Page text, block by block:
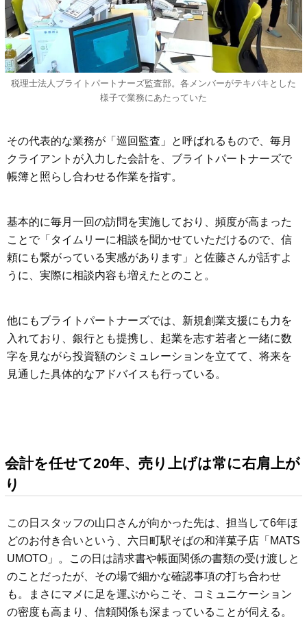
税理士法人ブライトパートナーズ監査部。各メンバーがテキパキとした
様子で業務にあたっていた
その代表的な業務が「巡回監査」と呼ばれるもので、毎月
クライアントが入力した会計を、ブライトパートナーズで
帳簿と照らし合わせる作業を指す。
基本的に毎月一回の訪問を実施しており、頻度が高まった
ことで「タイムリーに相談を聞かせていただけるので、信
頼にも繋がっている実感があります」と佐藤さんが話すよ
うに、実際に相談内容も増えたとのこと。
他にもブライトパートナーズでは、新規創業支援にも力を
入れており、銀行とも提携し、起業を志す若者と一緒に数
字を見ながら投資額のシミュレーションを立てて、将来を
見通した具体的なアドバイスも行っている。
会計を任せて20年、売り上げは常に右肩上が
り
この日スタッフの山口さんが向かった先は、担当して6年ほ
どのお付き合いという、六日町駅そばの和洋菓子店「MATS
UMOTO」。この日は請求書や帳面関係の書類の受け渡しと
のことだったが、その場で細かな確認事項の打ち合わせ
も。まさにマメに足を運ぶからこそ、コミュニケーション
の密度も高まり、信頼関係も深まっていることが伺える。